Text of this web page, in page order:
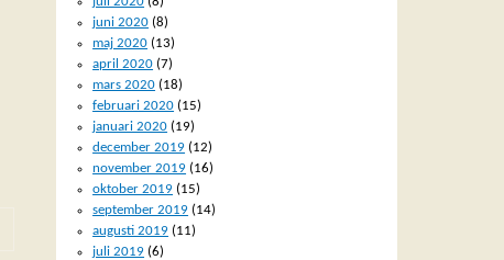
juni 2020 (8)
maj 2020 (13)
april 2020 (7)
mars 2020 (18)
februari 2020 (15)
januari 2020 (19)
december 2019 (12)
november 2019 (16)
oktober 2019 (15)
september 2019 (14)
augusti 2019 (11)
juli 2019 (6)